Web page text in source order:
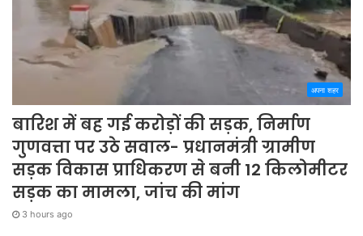
अपना शहर
बारिश में बह गई करोड़ों की सड़क, निर्माण
गुणवत्ता पर उठे सवाल- प्रधानमंत्री ग्रामीण
सड़क विकास प्राधिकरण से बनी 12 किलोमीटर
सड़क का मामला, जांच की मांग
3 hours ago